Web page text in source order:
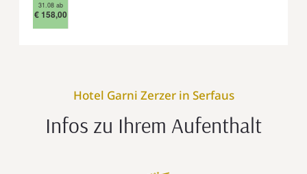
31.08 ab
€ 158,00
Infos zu Ihrem Aufenthalt
Hotel Garni Zerzer in Serfaus